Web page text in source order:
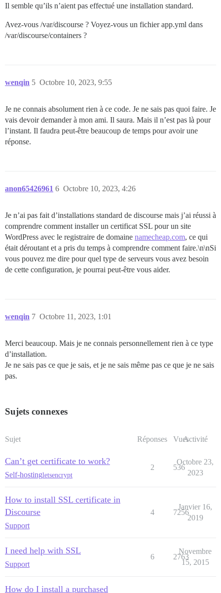
Il semble qu’ils n’aient pas effectué une installation standard.
Avez-vous /var/discourse ? Voyez-vous un fichier app.yml dans
/var/discourse/containers ?
wenqin Octobre 10, 2023, 9:55
5
Je ne connais absolument rien à ce code. Je ne sais pas quoi faire. Je
vais devoir demander à mon ami. Il saura. Mais il n’est pas là pour
l’instant. Il faudra peut-être beaucoup de temps pour avoir une
réponse.
anon65426961 Octobre 10, 2023, 4:26
6
Je n’ai pas fait d’installations standard de discourse mais j’ai réussi à
comprendre comment installer un certificat SSL pour un site
WordPress avec le registraire de domaine namecheap.com, ce qui
était déroutant et a pris du temps à comprendre comment faire.\n\nSi
vous pouvez me dire pour quel type de serveurs vous avez besoin
de cette configuration, je pourrai peut-être vous aider.
wenqin Octobre 11, 2023, 1:01
7
Merci beaucoup. Mais je ne connais personnellement rien à ce type
d’installation.
Je ne sais pas ce que je sais, et je ne sais même pas ce que je ne sais
pas.
Sujets connexes
Sujet Réponses VuesActivité
Can’t get certificate to work?
Self-hostingletsencrypt
2 536
Octobre 23,
2023
How to install SSL certificate in
Discourse
Support
4 7256
Janvier 16,
2019
I need help with SSL
Support
6 2763
Novembre
15, 2015
How do I install a purchased